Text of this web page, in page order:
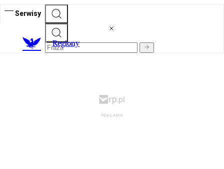
Serwisy
Regiony